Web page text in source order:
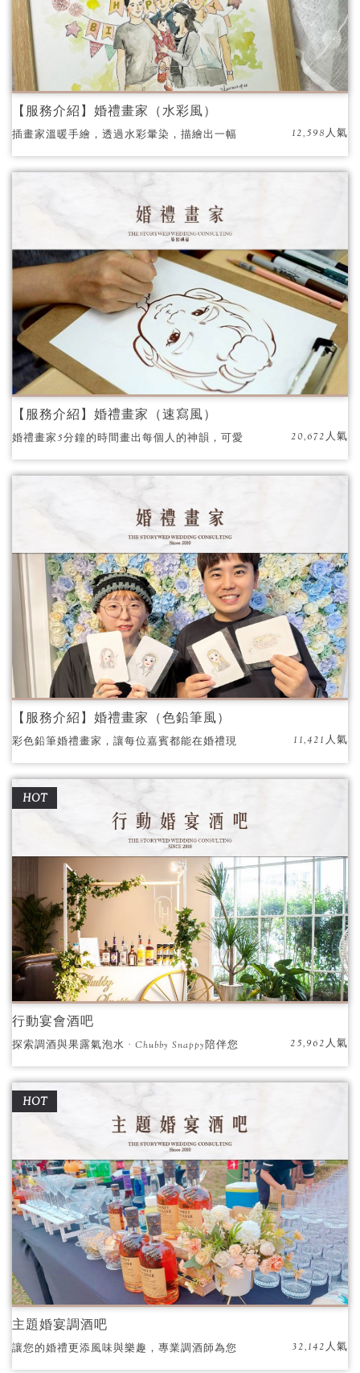
【服務介紹】婚禮畫家（水彩風）
插畫家溫暖手繪，透過水彩暈染，描繪出一幅
幅動人的畫像。
12,598人氣
【服務介紹】婚禮畫家（速寫風）
婚禮畫家5分鐘的時間畫出每個人的神韻，​可愛
的畫風深受大家的喜愛，為你們的婚禮增加獨
一無二的亮點！
20,672人氣
【服務介紹】婚禮畫家（色鉛筆風）
彩色鉛筆婚禮畫家，讓每位嘉賓都能在婚禮現
場擁有專屬的藝術瞬間！
11,421人氣
HOT
行動宴會酒吧
探索調酒與果露氣泡水 · Chubby Snappy陪伴您
共度美好宴會時光
25,962人氣
HOT
主題婚宴調酒吧
讓您的婚禮更添風味與樂趣，專業調酒師為您
32,142人氣